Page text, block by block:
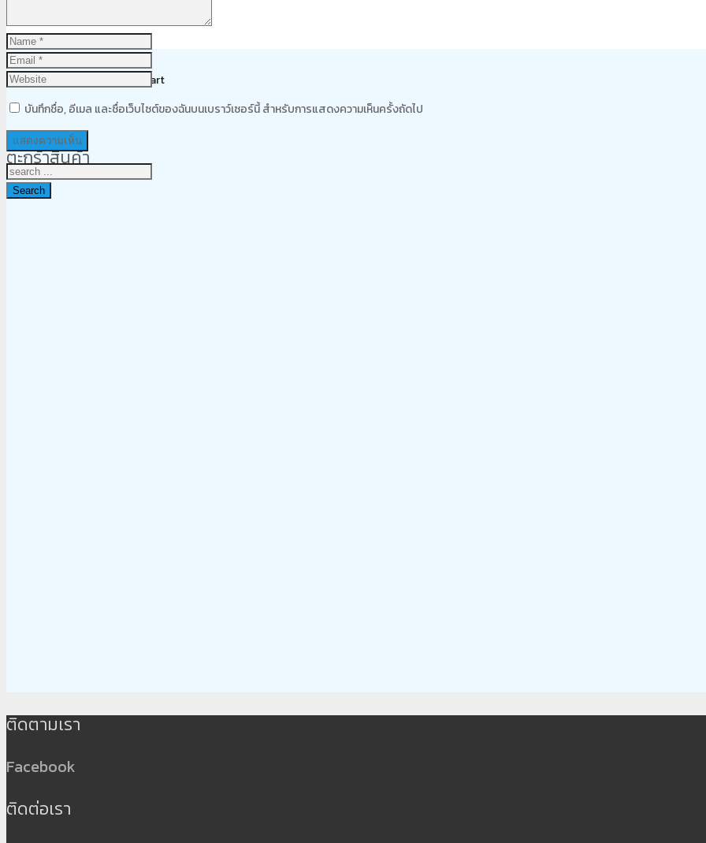
Product was added to your cart
ตะกร้าสินค้า
บันทึกชื่อ, อีเมล และชื่อเว็บไซต์ของฉันบนเบราว์เซอร์นี้ สำหรับการแสดงความเห็นครั้งถัดไป
Search
ติดตามเรา
Facebook
ติดต่อเรา